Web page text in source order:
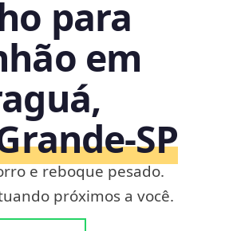
para
em
e reboque pesado.
próximos a você.